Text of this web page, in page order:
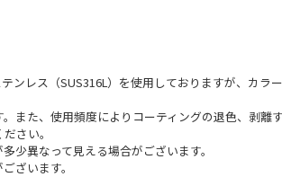
ンレス（SUS316L）を使用しておりますが、カ
また、使用頻度によりコーティングの退色、剥離
さい。
少異なって見える場合がございます。
ざいます。